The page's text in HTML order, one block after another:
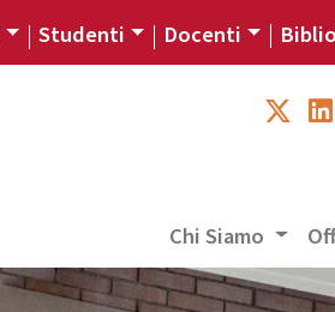
Studenti Docenti
Chi Siamo